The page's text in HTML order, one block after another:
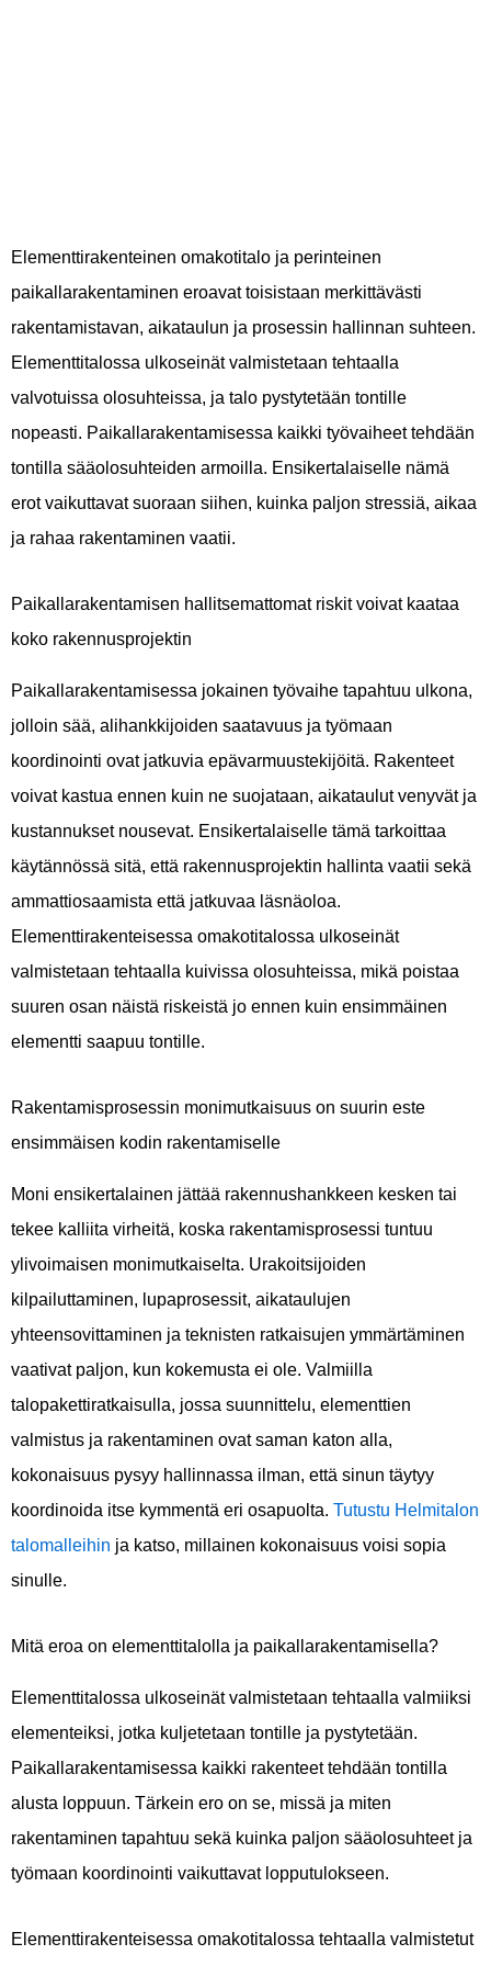
Elementtirakenteinen omakotitalo ja perinteinen
paikallarakentaminen eroavat toisistaan merkittävästi
rakentamistavan, aikataulun ja prosessin hallinnan suhteen.
Elementtitalossa ulkoseinät valmistetaan tehtaalla
valvotuissa olosuhteissa, ja talo pystytetään tontille
nopeasti. Paikallarakentamisessa kaikki työvaiheet tehdään
tontilla sääolosuhteiden armoilla. Ensikertalaiselle nämä
erot vaikuttavat suoraan siihen, kuinka paljon stressiä, aikaa
ja rahaa rakentaminen vaatii.
Paikallarakentamisen hallitsemattomat riskit voivat kaataa
koko rakennusprojektin
Paikallarakentamisessa jokainen työvaihe tapahtuu ulkona,
jolloin sää, alihankkijoiden saatavuus ja työmaan
koordinointi ovat jatkuvia epävarmuustekijöitä. Rakenteet
voivat kastua ennen kuin ne suojataan, aikataulut venyvät ja
kustannukset nousevat. Ensikertalaiselle tämä tarkoittaa
käytännössä sitä, että rakennusprojektin hallinta vaatii sekä
ammattiosaamista että jatkuvaa läsnäoloa.
Elementtirakenteisessa omakotitalossa ulkoseinät
valmistetaan tehtaalla kuivissa olosuhteissa, mikä poistaa
suuren osan näistä riskeistä jo ennen kuin ensimmäinen
elementti saapuu tontille.
Rakentamisprosessin monimutkaisuus on suurin este
ensimmäisen kodin rakentamiselle
Moni ensikertalainen jättää rakennushankkeen kesken tai
tekee kalliita virheitä, koska rakentamisprosessi tuntuu
ylivoimaisen monimutkaiselta. Urakoitsijoiden
kilpailuttaminen, lupaprosessit, aikataulujen
yhteensovittaminen ja teknisten ratkaisujen ymmärtäminen
vaativat paljon, kun kokemusta ei ole. Valmiilla
talopakettiratkaisulla, jossa suunnittelu, elementtien
valmistus ja rakentaminen ovat saman katon alla,
kokonaisuus pysyy hallinnassa ilman, että sinun täytyy
koordinoida itse kymmentä eri osapuolta. Tutustu Helmitalon
talomalleihin ja katso, millainen kokonaisuus voisi sopia
sinulle.
Mitä eroa on elementtitalolla ja paikallarakentamisella?
Elementtitalossa ulkoseinät valmistetaan tehtaalla valmiiksi
elementeiksi, jotka kuljetetaan tontille ja pystytetään.
Paikallarakentamisessa kaikki rakenteet tehdään tontilla
alusta loppuun. Tärkein ero on se, missä ja miten
rakentaminen tapahtuu sekä kuinka paljon sääolosuhteet ja
työmaan koordinointi vaikuttavat lopputulokseen.
Elementtirakenteisessa omakotitalossa tehtaalla valmistetut